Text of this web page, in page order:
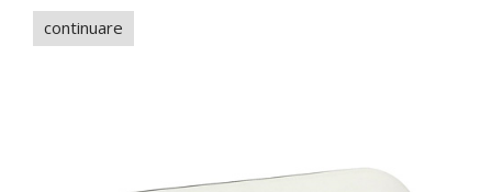
continuare